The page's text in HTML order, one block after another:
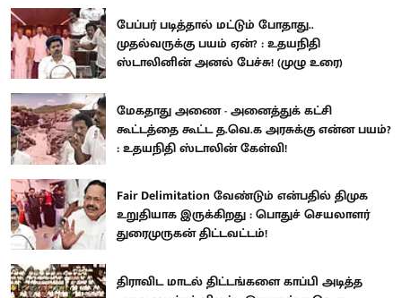
பேப்பர் படித்தால் மட்டும் போதாது..
முதல்வருக்கு பயம் ஏன்? : உதயநிதி
ஸ்டாலினின் அனல் பேச்சு! (முழு உரை)
மேகதாது அணை - அனைத்துக் கட்சி
கூட்டத்தை கூட்ட த.வெ.க அரசுக்கு என்ன பயம்?
: உதயநிதி ஸ்டாலின் கேள்வி!
Fair Delimitation வேண்டும் என்பதில் திமுக
உறுதியாக இருக்கிறது : பொதுச் செயலாளர்
துரைமுருகன் திட்டவட்டம்!
திராவிட மாடல் திட்டங்களை காப்பி அடித்த